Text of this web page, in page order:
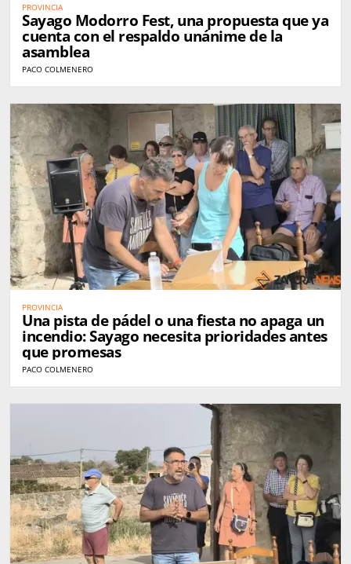
PROVINCIA
Sayago Modorro Fest, una propuesta que ya
cuenta con el respaldo unánime de la
asamblea
PACO COLMENERO
PROVINCIA
Una pista de pádel o una fiesta no apaga un
incendio: Sayago necesita prioridades antes
que promesas
PACO COLMENERO